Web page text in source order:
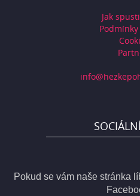
Jak
Pokud se vám naše stránka